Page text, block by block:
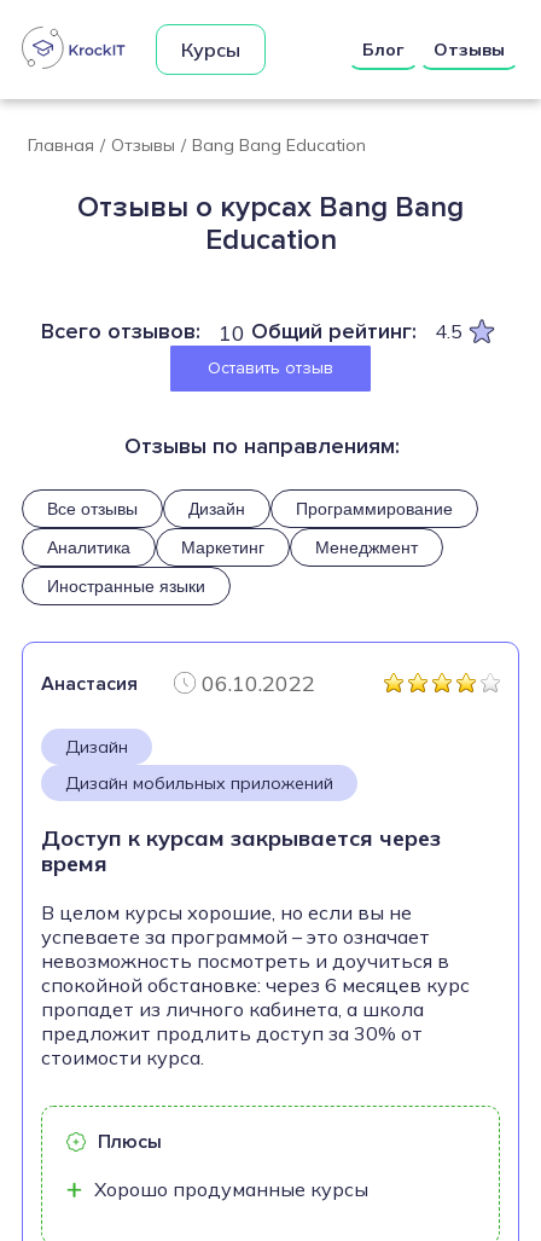
Курсы Блог Отзывы
Главная / Отзывы / Bang Bang Education
Отзывы о курсах Bang Bang
Education
Всего отзывов: 10 Общий рейтинг: 4.5
Оставить отзыв
Отзывы по направлениям:
Все отзывы Дизайн
Программирование
Аналитика
Маркетинг
Менеджмент
Иностранные языки
Анастасия 06.10.2022
Дизайн
Дизайн мобильных приложений
Доступ к курсам закрывается через
время
В целом курсы хорошие, но если вы не
успеваете за программой – это означает
невозможность посмотреть и доучиться в
спокойной обстановке: через 6 месяцев курс
пропадет из личного кабинета, а школа
предложит продлить доступ за 30% от
стоимости курса.
Плюсы
Хорошо продуманные курсы